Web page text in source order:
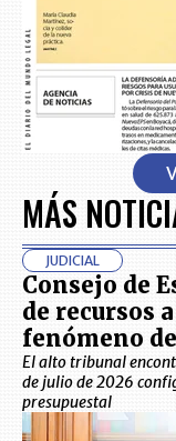
MÁS
JUDICIAL
Consejo de
de recursos
fenómeno
El alto tribunal
de julio de 2026
presupuestal